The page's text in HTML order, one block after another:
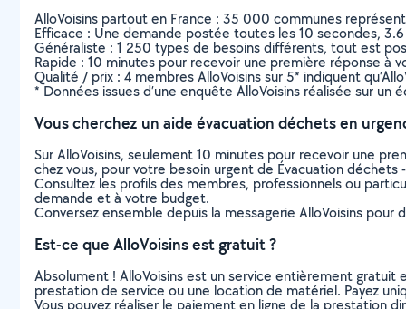
AlloVoisins partout en France : 35 000 communes
Efficace : Une demande postée toutes les 10 secondes,
Généraliste : 1 250 types de besoins différents, tout est
Rapide : 10 minutes pour recevoir une première réponse à
Qualité / prix : 4 membres AlloVoisins sur 5* indiquent
* Données issues d’une enquête AlloVoisins réalisée sur
Vous cherchez un aide évacuation déchets en
Sur AlloVoisins, seulement 10 minutes pour recevoir une
chez vous, pour votre besoin urgent de Évacuation déchets
Consultez les profils des membres, professionnels ou
demande et à votre budget.
Conversez ensemble depuis la messagerie AlloVoisins
Est-ce que AlloVoisins est gratuit ?
Absolument ! AlloVoisins est un service entièrement gratuit
prestation de service ou une location de matériel. Payez
Vous pouvez réaliser le paiement en ligne de la prestation